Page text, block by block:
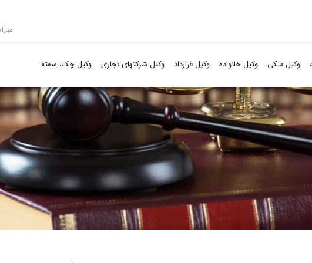
وکیل ملکی وکیل خانواده وکیل قرارداد وکیل شرکتهای تجاری وکیل چک، سفته